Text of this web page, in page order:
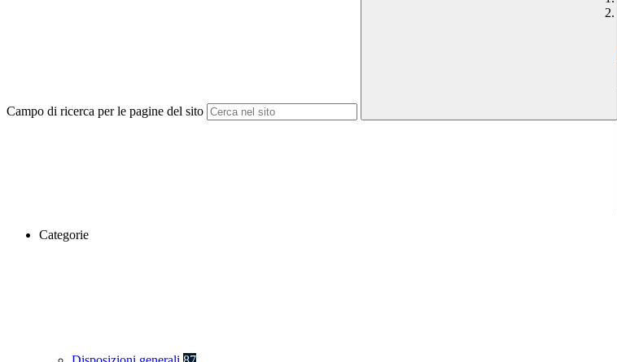
Campo di ricerca per le pagine del sito
Categorie